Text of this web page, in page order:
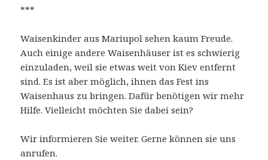
***
Waisenkinder aus Mariupol sehen kaum Freude.
Auch einige andere Waisenhäuser ist es schwierig
einzuladen, weil sie etwas weit von Kiev entfernt
sind. Es ist aber möglich, ihnen das Fest ins
Waisenhaus zu bringen. Dafür benötigen wir mehr
Hilfe. Vielleicht möchten Sie dabei sein?
Wir informieren Sie weiter. Gerne können sie uns
anrufen.